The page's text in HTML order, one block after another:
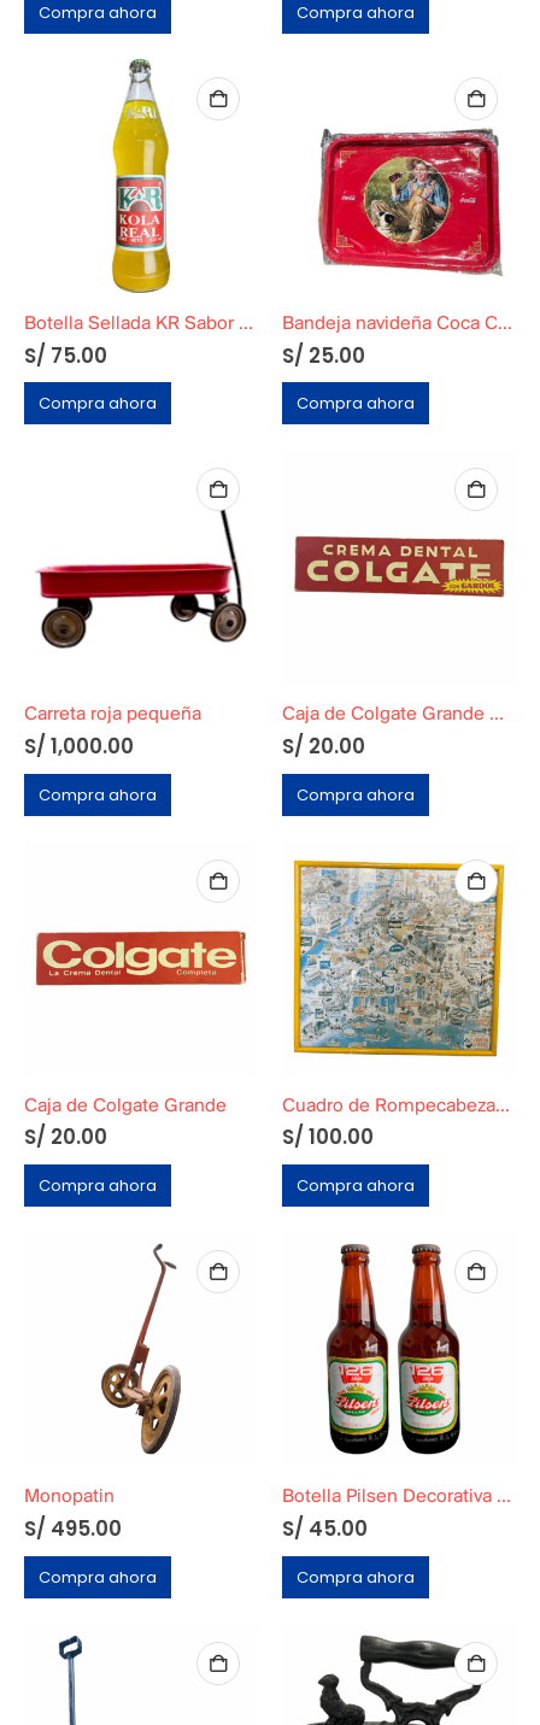
Compra ahora Compra ahora
Botella Sellada KR Sabor Piña
S/ 75.00
Compra ahora
Bandeja navideña Coca Cola
S/ 25.00
Compra ahora
Carreta roja pequeña
S/ 1,000.00
Compra ahora
Caja de Colgate Grande Mediana
S/ 20.00
Compra ahora
Caja de Colgate Grande
S/ 20.00
Compra ahora
Cuadro de Rompecabezas Santa Isabel Modelo Playa Original
S/ 100.00
Compra ahora
Monopatin
S/ 495.00
Compra ahora
Botella Pilsen Decorativa Años 80 (unidad)
S/ 45.00
Compra ahora